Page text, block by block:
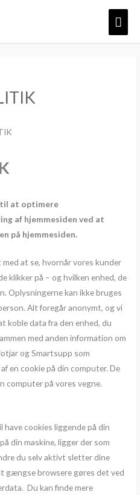
til at optimere
af hjemmesiden ved at
på hjemmesiden.
at se, hvornår vores kunder
klikker på – og hvilken enhed, de
Oplysningerne kan ikke bruges
Alt foregår anonymt, og vi
koble data fra den enhed, du
med anden information om
og Smartsupp som
en cookie på din computer. De
computer på vores vegne.
have cookies liggende på din
din maskine, ligger der som
du selv aktivt sletter dine
gængse browsere gøres det ved
Du kan finde mere